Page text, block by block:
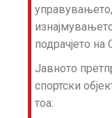
подрачјето
Јавното
спортски
тоа: